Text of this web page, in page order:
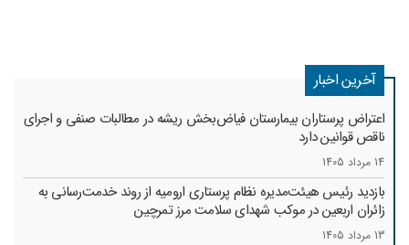
آخرین اخبار
اعتراض پرستاران بیمارستان فیاض‌بخش ریشه در مطالبات صنفی و اجرای
ناقص قوانین دارد
14 مرداد 1405
بازدید رئیس هیئت‌مدیره نظام پرستاری ارومیه از روند خدمت‌رسانی به
زائران اربعین در موکب شهدای سلامت مرز تمرچین
13 مرداد 1405